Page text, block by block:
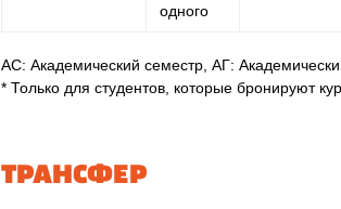
одного
АС: Академический семестр, АГ:
* Только для студентов, которые бронируют
ТРАНСФЕР